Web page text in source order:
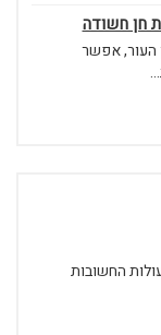
העור, אפשר
החשובות